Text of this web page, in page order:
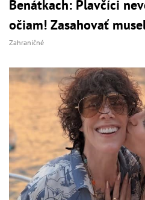
Benátkach: Plavčíci
očiam! Zasahovať
Zahraničné